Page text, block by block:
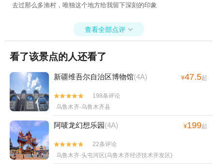
去过那么多渔村，唯独这个地方给我留下深刻的印象
查看全部点评 
看了该景点的人还看了
新疆维吾尔自治区博物馆(4A) ¥47.5起


198条评论
乌鲁木齐·乌鲁木齐县
阿唛龙幻想乐园(4A) ¥199起


22条评论
乌鲁木齐·头屯河区(乌鲁木齐经济技术开发区)